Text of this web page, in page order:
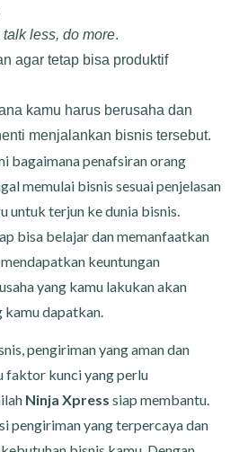
talk less, do more.
agar tetap bisa produktif
kamu harus berusaha dan
menjalankan bisnis tersebut.
bagaimana penafsiran orang
memulai bisnis sesuai penjelasan
untuk terjun ke dunia bisnis.
bisa belajar dan memanfaatkan
keuntungan
yang kamu lakukan akan
kamu dapatkan.
pengiriman yang aman dan
faktor kunci yang perlu
Ninja Xpress siap membantu.
pengiriman yang terpercaya dan